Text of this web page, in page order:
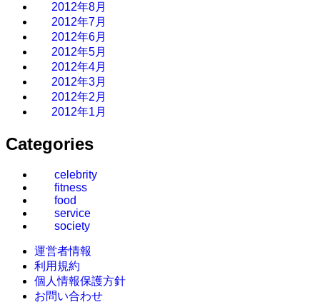
2012年8月
2012年7月
2012年6月
2012年5月
2012年4月
2012年3月
2012年2月
2012年1月
Categories
celebrity
fitness
food
service
society
運営者情報
利用規約
個人情報保護方針
お問い合わせ